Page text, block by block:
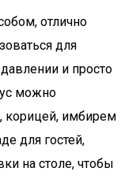
отлично
для
и просто
можно
корицей, имбирем
для гостей,
на столе, чтобы